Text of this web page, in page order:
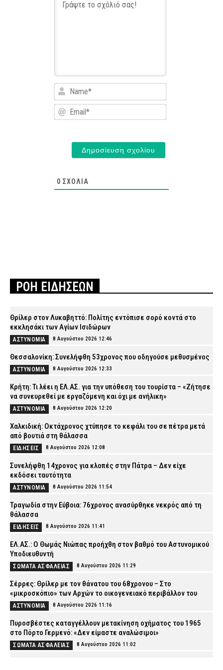
Name*
Email*
0 ΣΧΌΛΙΑ
ΡΟΗ ΕΙΔΗΣΕΩΝ
Θρίλερ στον Λυκαβηττό: Πολίτης εντόπισε σορό κοντά στο
εκκλησάκι των Αγίων Ισιδώρων
ΑΣΤΥΝΟΜΙΑ 8 Αυγούστου 2026 12:46
Θεσσαλονίκη: Συνελήφθη 53χρονος που οδηγούσε μεθυσμένος
ΑΣΤΥΝΟΜΙΑ 8 Αυγούστου 2026 12:33
Κρήτη: Τι λέει η ΕΛ.ΑΣ. για την υπόθεση του τουρίστα – «Ζήτησε
να συνευρεθεί με εργαζόμενη και όχι με ανήλικη»
ΑΣΤΥΝΟΜΙΑ 8 Αυγούστου 2026 12:20
Χαλκιδική: Οκτάχρονος χτύπησε το κεφάλι του σε πέτρα μετά
από βουτιά στη θάλασσα
ΕΙΔΗΣΕΙΣ 8 Αυγούστου 2026 12:08
Συνελήφθη 14χρονος για κλοπές στην Πάτρα – Δεν είχε
εκδόσει ταυτότητα
ΑΣΤΥΝΟΜΙΑ 8 Αυγούστου 2026 11:54
Τραγωδία στην Εύβοια: 76χρονος ανασύρθηκε νεκρός από τη
θάλασσα
ΕΙΔΗΣΕΙΣ 8 Αυγούστου 2026 11:41
ΕΛ.ΑΣ.: Ο Θωμάς Νιώπας προήχθη στον βαθμό του Αστυνομικού
Υποδιευθυντή
ΣΩΜΑΤΑ ΑΣΦΑΛΕΙΑΣ 8 Αυγούστου 2026 11:29
Σέρρες: Θρίλερ με τον θάνατου του 68χρονου – Στο
«μικροσκόπιο» των Αρχών το οικογενειακό περιβάλλον του
ΑΣΤΥΝΟΜΙΑ 8 Αυγούστου 2026 11:16
Πυροσβέστες καταγγέλλουν μετακίνηση οχήματος του 1965
στο Πόρτο Γερμενό: «Δεν είμαστε αναλώσιμοι»
ΣΩΜΑΤΑ ΑΣΦΑΛΕΙΑΣ 8 Αυγούστου 2026 11:02